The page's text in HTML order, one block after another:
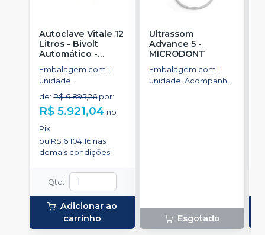
Autoclave Vitale 12
Litros - Bivolt
Automático -
CRISTÓFOLI
Embalagem com 1
unidade.
de:R$ 6.895,26 por:
R$ 5.921,04 no
Pix
ou R$ 6.104,16 nas
demais condições
Qtd:
Adicionar ao
carrinho
Ultrassom
Advance 5-
MICRODONT
Embalagem com 1
unidade. Acompanha
Esgotado